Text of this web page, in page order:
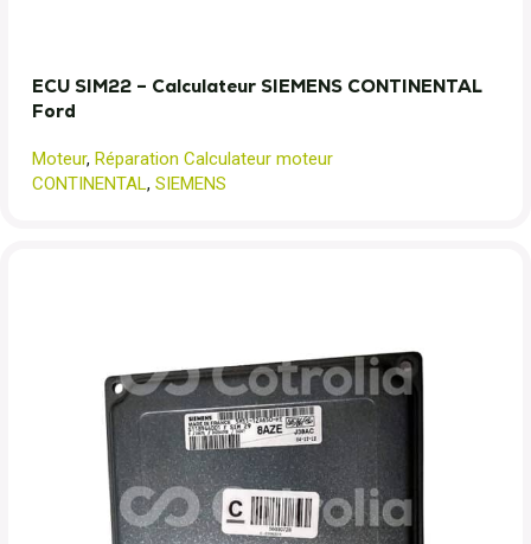
ECU SIM22 – Calculateur SIEMENS CONTINENTAL
Ford
Moteur, Réparation Calculateur moteur
CONTINENTAL, SIEMENS